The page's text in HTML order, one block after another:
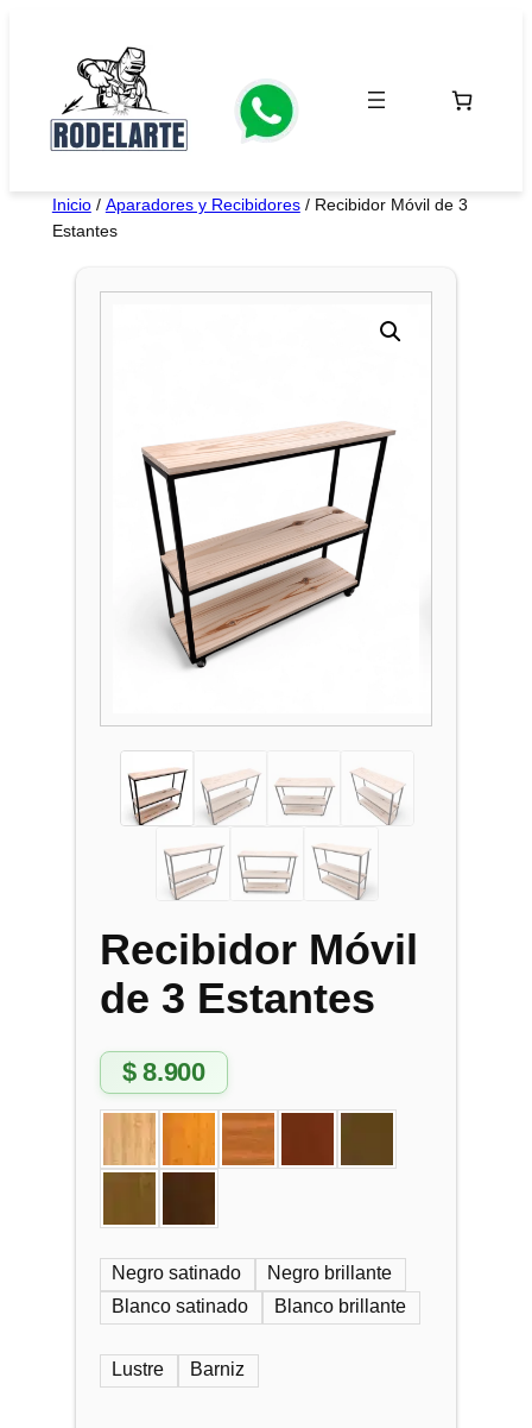
contenido
Inicio/ Aparadores y Recibidores/ Recibidor Móvil de 3
Estantes
Recibidor Móvil
de 3 Estantes
$8.900
Negro satinado
Negro brillante
Blanco satinado
Blanco brillante
Lustre Barniz